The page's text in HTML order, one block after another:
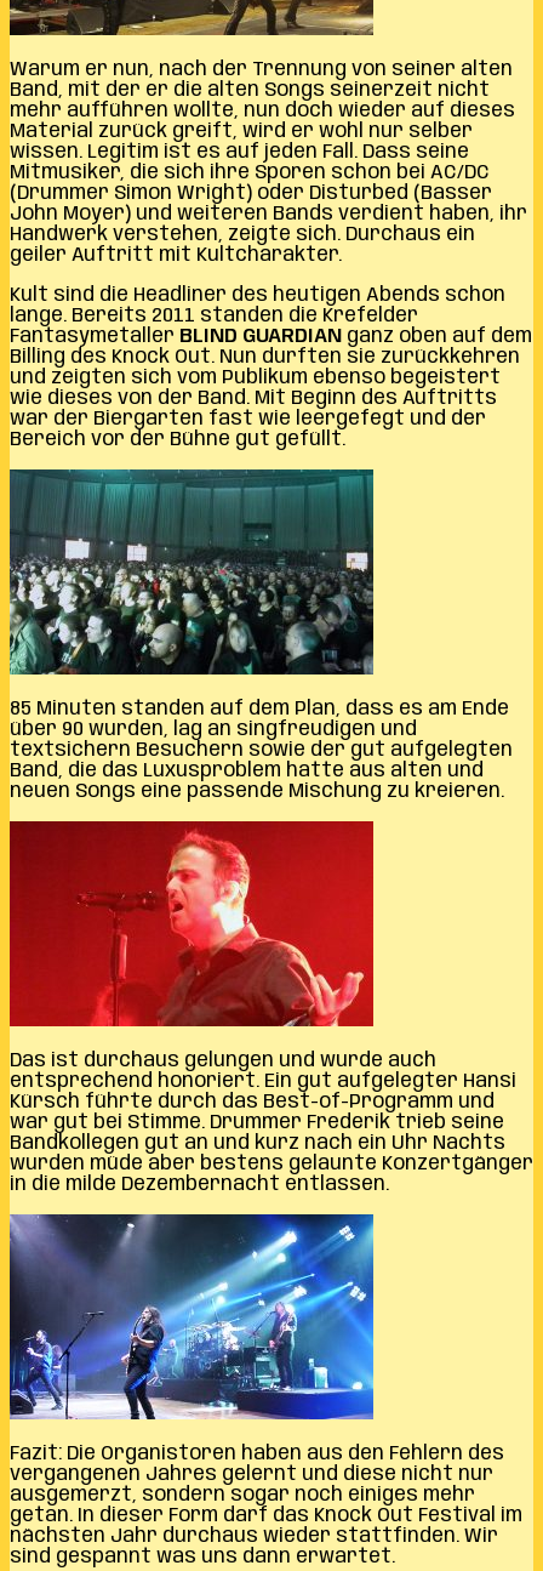
Warum er nun, nach der Trennung von seiner alten
Band, mit der er die alten Songs seinerzeit nicht
mehr aufführen wollte, nun doch wieder auf dieses
Material zurück greift, wird er wohl nur selber
wissen. Legitim ist es auf jeden Fall. Dass seine
Mitmusiker, die sich ihre Sporen schon bei AC/DC
(Drummer Simon Wright) oder Disturbed (Basser
John Moyer) und weiteren Bands verdient haben, ihr
Handwerk verstehen, zeigte sich. Durchaus ein
geiler Auftritt mit Kultcharakter.
Kult sind die Headliner des heutigen Abends schon
lange. Bereits 2011 standen die Krefelder
Fantasymetaller BLIND GUARDIAN ganz oben auf dem
Billing des Knock Out. Nun durften sie zurückkehren
und zeigten sich vom Publikum ebenso begeistert
wie dieses von der Band. Mit Beginn des Auftritts
war der Biergarten fast wie leergefegt und der
Bereich vor der Bühne gut gefüllt.
85 Minuten standen auf dem Plan, dass es am Ende
über 90 wurden, lag an singfreudigen und
textsichern Besuchern sowie der gut aufgelegten
Band, die das Luxusproblem hatte aus alten und
neuen Songs eine passende Mischung zu kreieren.
Das ist durchaus gelungen und wurde auch
entsprechend honoriert. Ein gut aufgelegter Hansi
Kürsch führte durch das Best-of-Programm und
war gut bei Stimme. Drummer Frederik trieb seine
Bandkollegen gut an und kurz nach ein Uhr Nachts
wurden müde aber bestens gelaunte Konzertgänger
in die milde Dezembernacht entlassen.
Fazit: Die Organistoren haben aus den Fehlern des
vergangenen Jahres gelernt und diese nicht nur
ausgemerzt, sondern sogar noch einiges mehr
getan. In dieser Form darf das Knock Out Festival im
nächsten Jahr durchaus wieder stattfinden. Wir
sind gespannt was uns dann erwartet.